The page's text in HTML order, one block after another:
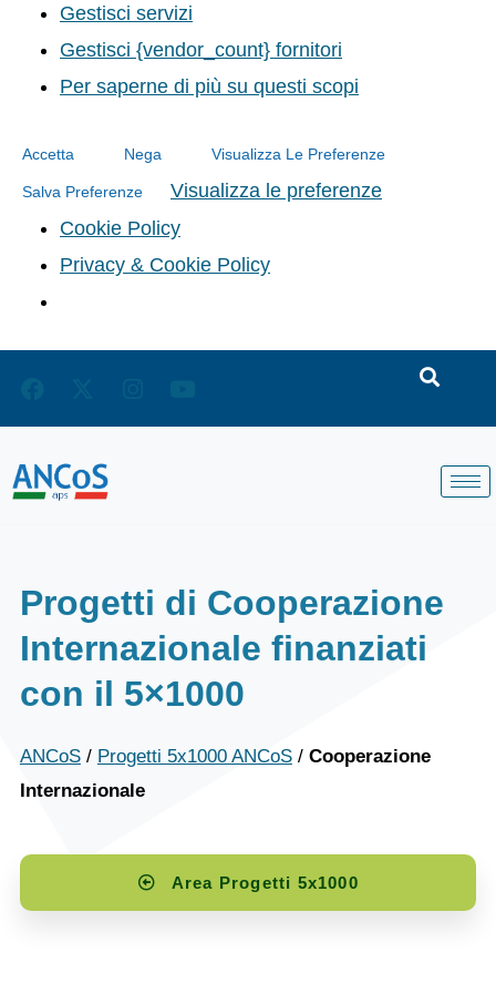
Gestisci servizi
Gestisci {vendor_count} fornitori
Per saperne di più su questi scopi
Accetta Nega Visualizza Le Preferenze
Salva Preferenze
Visualizza le preferenze
Cookie Policy
Privacy & Cookie Policy
Progetti di Cooperazione
Internazionale finanziati
con il 5×1000
ANCoS/ Progetti 5x1000 ANCoS/ Cooperazione
Internazionale
Area Progetti 5x1000